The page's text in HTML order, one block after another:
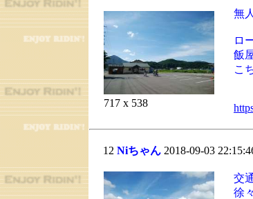
717 x 538
無
ロ
飯
こ
12 Niちゃん 2018-09-03
交
徐